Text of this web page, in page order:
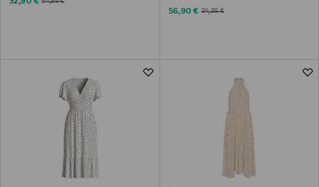
Discounted Price
56,90 € Original Price
94,99 €